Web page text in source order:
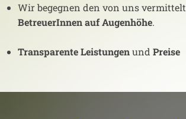
Wir begegnen den von uns
BetreuerInnen auf Augenhöhe.
Transparente Leistungenund Preise